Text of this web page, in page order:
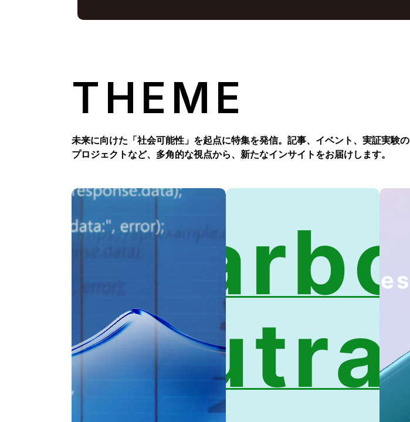
THEME
未来に向けた「社会可能性」を起点に特集を発信。記事、イベント、実証実験の
プロジェクトなど、多角的な視点から、新たなインサイトをお届けします。